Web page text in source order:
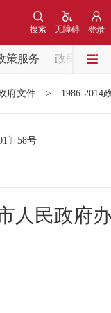
登录
无障碍
搜索
策服务
政民互动
府文件 > 1986-2014
〕 58号
人民政府